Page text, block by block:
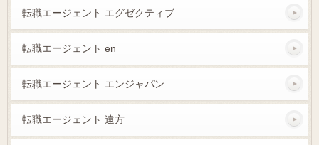
転職エージェント エグゼクティブ
転職エージェント en
転職エージェント エンジャパン
転職エージェント 遠方